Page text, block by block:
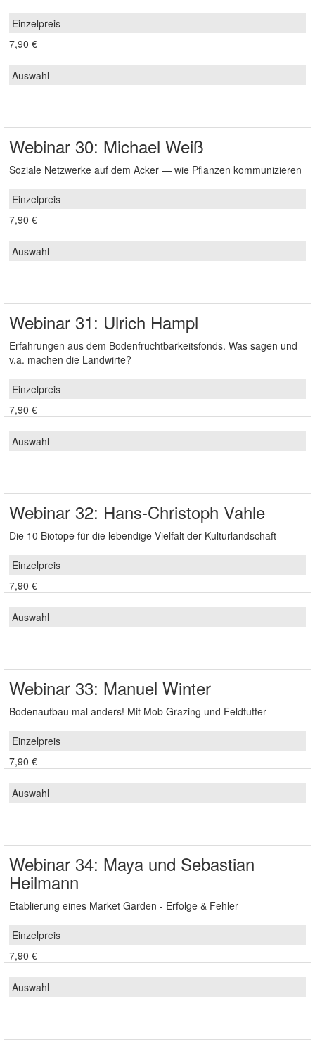
7,90 €
Webinar 30: Michael Weiß
Soziale Netzwerke auf dem Acker — wie Pflanzen kommunizieren
7,90 €
Webinar 31: Ulrich Hampl
Erfahrungen aus dem Bodenfruchtbarkeitsfonds. Was sagen und
v.a. machen die Landwirte?
7,90 €
Webinar 32: Hans-Christoph Vahle
Die 10 Biotope für die lebendige Vielfalt der Kulturlandschaft
7,90 €
Webinar 33: Manuel Winter
Bodenaufbau mal anders! Mit Mob Grazing und Feldfutter
7,90 €
Webinar 34: Maya und Sebastian
Heilmann
Etablierung eines Market Garden - Erfolge & Fehler
7,90 €